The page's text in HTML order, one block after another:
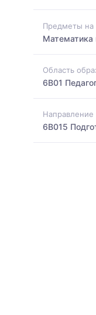
Предметы на
Математика
Область
6B01
Направление
6B015